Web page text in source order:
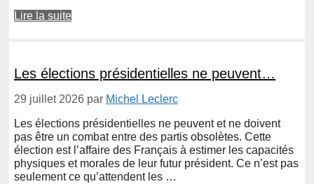
Lire la suite
Les élections présidentielles ne peuvent…
29 juillet 2026 par Michel Leclerc
Les élections présidentielles ne peuvent et ne doivent
pas être un combat entre des partis obsolètes. Cette
élection est l’affaire des Français à estimer les capacités
physiques et morales de leur futur président. Ce n’est pas
seulement ce qu’attendent les …